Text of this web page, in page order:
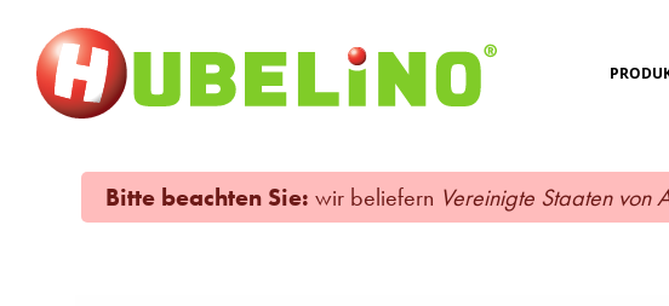
Bitte beachten Sie: wir beliefern Vereinigte Staaten von